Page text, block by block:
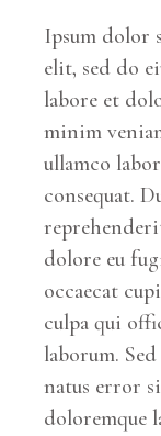
Ipsum dolor
elit, sed do
labore et
minim
ullamco
consequat.
dolore eu
occaecat
culpa qui
laborum.
natus error
doloremque